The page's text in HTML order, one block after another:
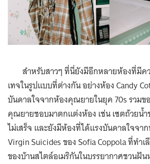
สำหรับสาวๆ ที่นี่ยังมีอีกหลายห้องที่มีค
เทจในรูปแบบที่ต่างกัน อย่างห้อง Candy
บันดาลใจจากห้องคุณยายในยุค 70s รวมข
คุณยายชอบมาตกแต่งห้อง เช่น เซตถ้วยน้
ไม่เสร็จ และยังมีห้องที่ได้แรงบันดาลใจจาก
Virgin Suicides ของ Sofia Coppola ที่ทำ
ของบ้านสไตล์อเมริกันในบรรยากาศชวนฝัน